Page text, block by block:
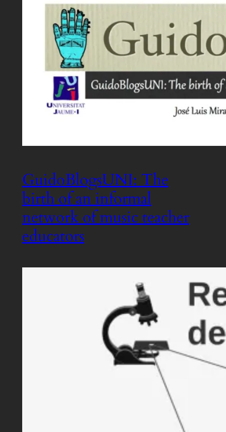
GuidoBlogsUNI: The
birth of an informal
network of music teacher
educators